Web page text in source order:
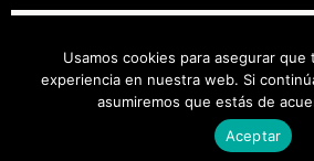
Aviso Legal
Protección de Datos
Usamos cookies para asegurar que
experiencia en nuestra web. Si
asumiremos que estás de
Aceptar